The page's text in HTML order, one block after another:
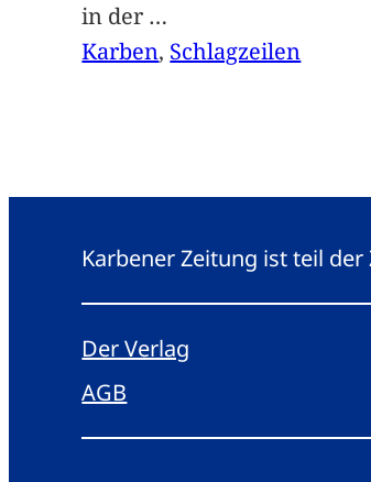
in der …
Karben, Schlagzeilen
Karbener Zeitung ist teil
Der Verlag
AGB